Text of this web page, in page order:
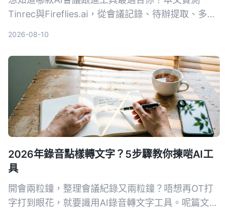
Tinrec與Fireflies.ai，從會議記錄、待辦提取、多來
2026-08-10
2026年錄音點樣轉文字？5步驟教你揀啱AI工
具
開會兩粒鐘，整理會議紀錄又兩粒鐘？唔想再OT打
字打到眼花，就要識用AI錄音轉文字工具。呢篇文章